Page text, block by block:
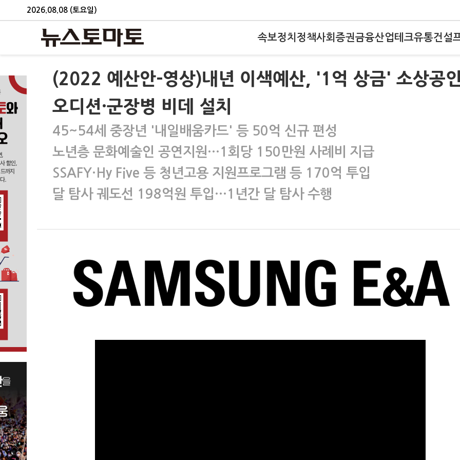
2026.08.08 (토요일)
속보정치 정책사회 증권금융산업테크유통건설
(2022 예산안-영상)내년 이색예산, '1억 상금' 소상공
오디션·군장병 비데 설치
45~54세 중장년 '내일배움카드' 등 50억 신규 편성
노년층 문화예술인 공연지원…1회당 150만원 사례비 지급
SSAFY·Hy Five 등 청년고용 지원프로그램 등 170억 투입
달 탐사 궤도선 198억원 투입…1년간 달 탐사 수행